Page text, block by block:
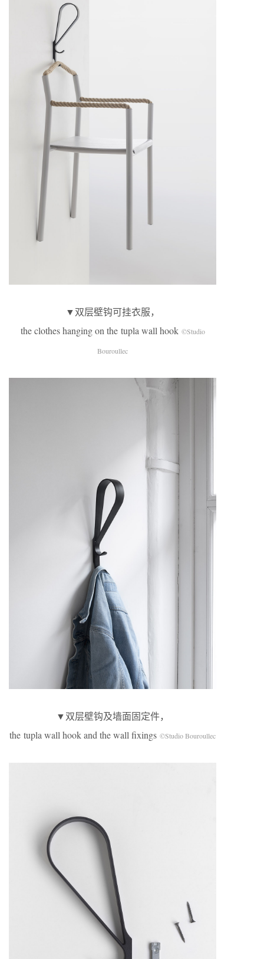
▼双层壁钩可挂衣服，
the clothes hanging on the tupla wall hook ©Studio
Bouroullec
▼双层壁钩及墙面固定件，
the tupla wall hook and the wall fixings ©Studio Bouroullec